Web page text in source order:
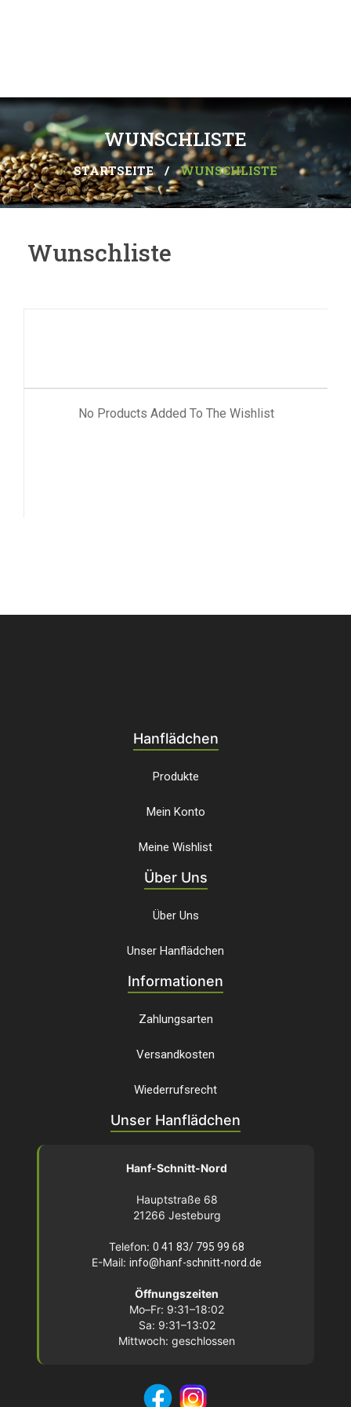
WUNSCHLISTE
STARTSEITE / WUNSCHLISTE
Wunschliste
No Products Added To The Wishlist
Hanflädchen
Produkte
Mein Konto
Meine Wishlist
Über Uns
Über Uns
Unser Hanflädchen
Informationen
Zahlungsarten
Versandkosten
Wiederrufsrecht
Unser Hanflädchen
Hanf-Schnitt-Nord
Hauptstraße 68
21266 Jesteburg
Telefon: 0 41 83/ 795 99 68
E-Mail: info@hanf-schnitt-nord.de
Öffnungszeiten
Mo–Fr: 9:31–18:02
Sa: 9:31–13:02
Mittwoch: geschlossen